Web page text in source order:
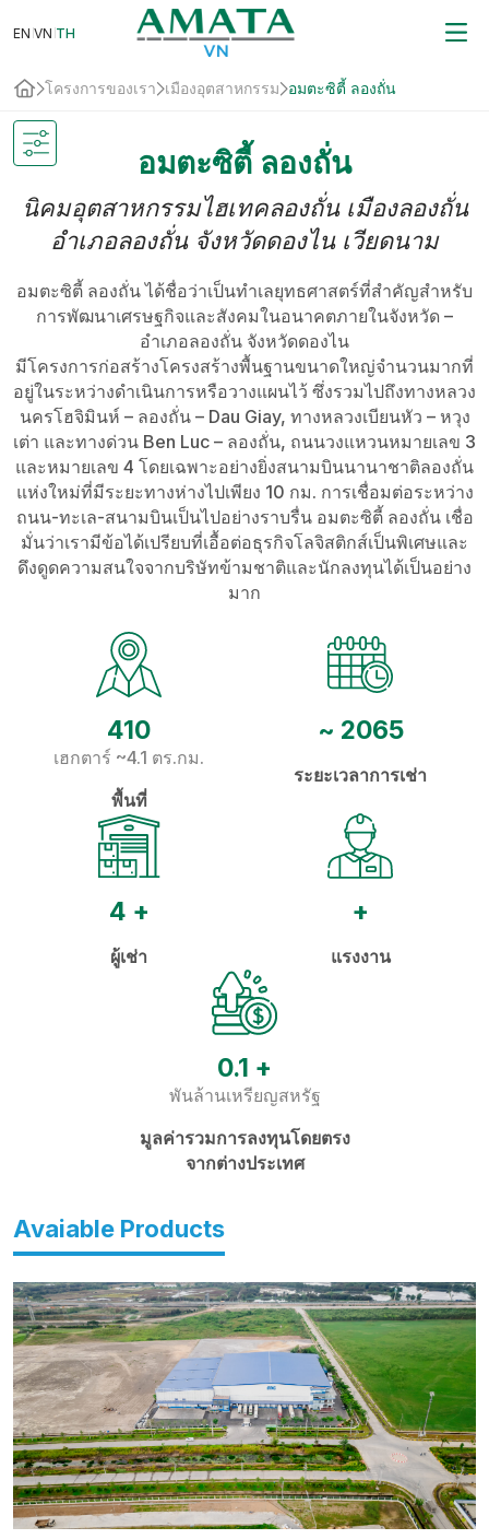
EN VN TH
ENVN
โครงการของเรา เมืองอุตสาหกรรม อมตะซิตี้ ลองถั่น
อมตะซิตี้ ลองถั่น
นิคมอุตสาหกรรมไฮเทคลองถั่น เมืองลองถั่น
อำเภอลองถั่น จังหวัดดองไน เวียดนาม
อมตะซิตี้ ลองถั่น ได้ชื่อว่าเป็นทำเลยุทธศาสตร์ที่สำคัญสำหรับ
การพัฒนาเศรษฐกิจและสังคมในอนาคตภายในจังหวัด –
อำเภอลองถั่น จังหวัดดองไน
มีโครงการก่อสร้างโครงสร้างพื้นฐานขนาดใหญ่จำนวนมากที่
อยู่ในระหว่างดำเนินการหรือวางแผนไว้ ซึ่งรวมไปถึงทางหลวง
นครโฮจิมินห์ – ลองถั่น – Dau Giay, ทางหลวงเบียนหัว – หวุง
เต่า และทางด่วน Ben Luc – ลองถั่น, ถนนวงแหวนหมายเลข 3
และหมายเลข 4 โดยเฉพาะอย่างยิ่งสนามบินนานาชาติลองถั่น
แห่งใหม่ที่มีระยะทางห่างไปเพียง 10 กม. การเชื่อมต่อระหว่าง
ถนน-ทะเล-สนามบินเป็นไปอย่างราบรื่น อมตะซิตี้ ลองถั่น เชื่อ
มั่นว่าเรามีข้อได้เปรียบที่เอื้อต่อธุรกิจโลจิสติกส์เป็นพิเศษและ
ดึงดูดความสนใจจากบริษัทข้ามชาติและนักลงทุนได้เป็นอย่าง
มาก
410
เฮกตาร์ ~4.1 ตร.กม.
พื้นที่
~ 2065
ระยะเวลาการเช่า
4 +
ผู้เช่า
+
แรงงาน
0.1 +
พันล้านเหรียญสหรัฐ
มูลค่ารวมการลงทุนโดยตรง
จากต่างประเทศ
Avaiable Products